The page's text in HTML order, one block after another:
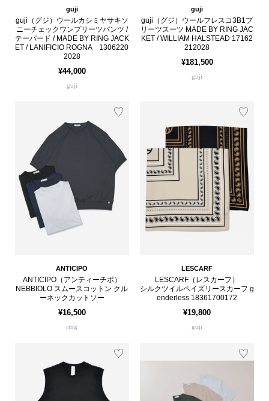
guji
guji（グジ）ウールカシミヤサキソ
ニーチェックワンプリーツパンツ /
テーパード / MADE BY RING JACK
ET / LANIFICIO ROGNA 1306220
2028
¥44,000
guji
guji
guji（グジ）ウールフレスコ3B1プ
リーツスーツ MADE BY RING JAC
KET / WILLIAM HALSTEAD 17162
212028
¥181,500
guji
ANTICIPO
ANTICIPO（アンティーチポ）
NEBBIOLO スムースコットン クル
ーネックカットソー
¥16,500
ring
LESCARF
LESCARF（レスカーフ）
シルクツイルペイズリースカーフ g
enderless 18361700172
¥19,800
guji